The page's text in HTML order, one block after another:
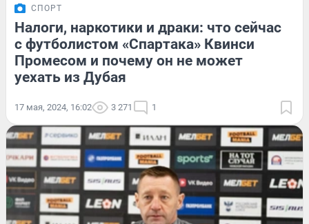
СПОРТ
Налоги, наркотики и драки: что сейчас
с футболистом «Спартака» Квинси
Промесом и почему он не может
уехать из Дубая
17 мая, 2024, 16:02 3 271 1